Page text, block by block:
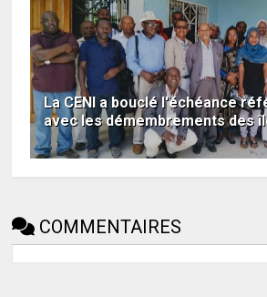
La CENI a bouclé l'échéance
avec les démembrements des
COMMENTAIRES